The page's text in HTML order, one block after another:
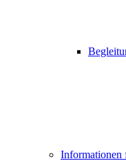
Informationen